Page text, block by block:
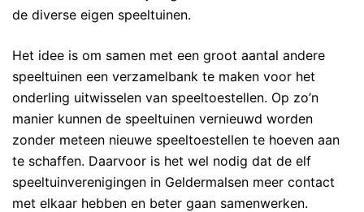
de diverse eigen speeltuinen.
Het idee is om samen met een groot aantal andere
speeltuinen een verzamelbank te maken voor het
onderling uitwisselen van speeltoestellen. Op zo’n
manier kunnen de speeltuinen vernieuwd worden
zonder meteen nieuwe speeltoestellen te hoeven aan
te schaffen. Daarvoor is het wel nodig dat de elf
speeltuinverenigingen in Geldermalsen meer contact
met elkaar hebben en beter gaan samenwerken.